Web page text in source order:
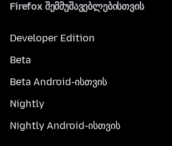
Firefox შემმუშავებლებისთვის
Developer Edition
Beta
Beta Android-ისთვის
Nightly
Nightly Android-ისთვის